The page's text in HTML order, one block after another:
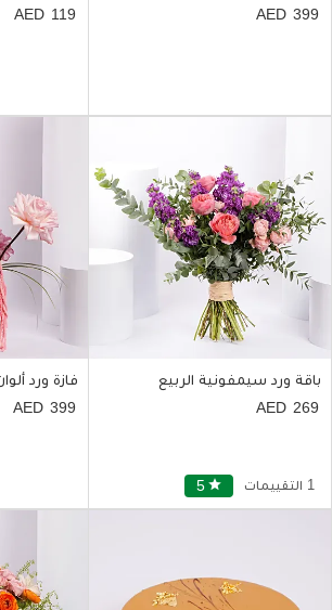
399
119
باقة ورد سيمفونية الربيع
269
5 star 1 التقييمات
فازة ورد
399